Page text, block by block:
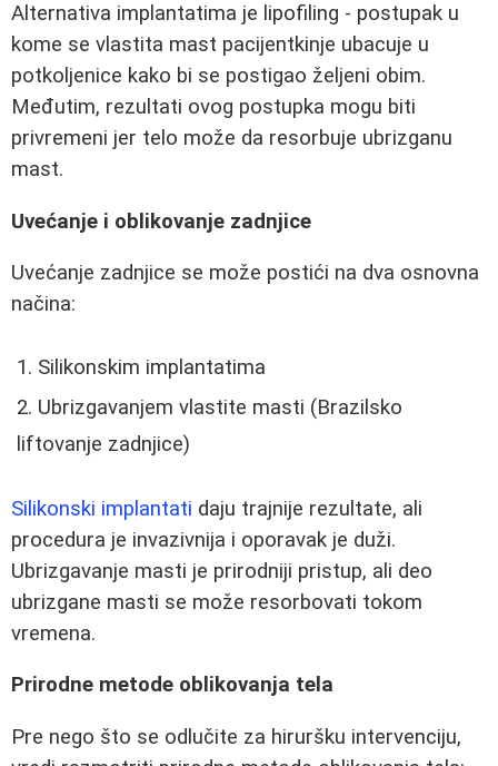
Alternativa implantatima je lipofiling - postupak u
kome se vlastita mast pacijentkinje ubacuje u
potkoljenice kako bi se postigao željeni obim.
Međutim, rezultati ovog postupka mogu biti
privremeni jer telo može da resorbuje ubrizganu
mast.
Uvećanje i oblikovanje zadnjice
Uvećanje zadnjice se može postići na dva osnovna
načina:
Silikonskim implantatima
Ubrizgavanjem vlastite masti (Brazilsko
liftovanje zadnjice)
Silikonski implantati daju trajnije rezultate, ali
procedura je invazivnija i oporavak je duži.
Ubrizgavanje masti je prirodniji pristup, ali deo
ubrizgane masti se može resorbovati tokom
vremena.
Prirodne metode oblikovanja tela
Pre nego što se odlučite za hiruršku intervenciju,